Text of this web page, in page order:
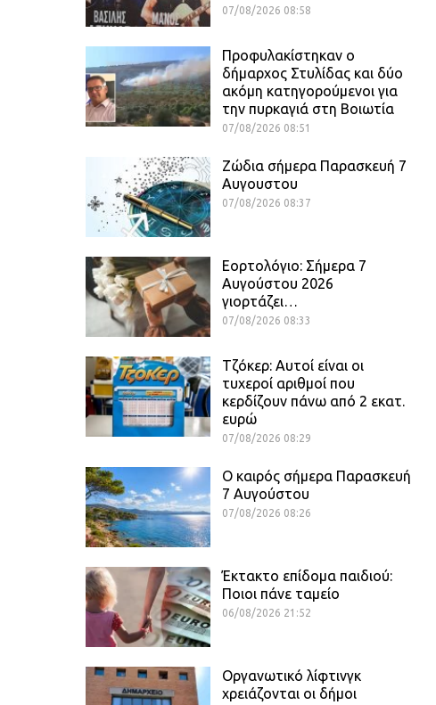
07/08/2026 08:58
Προφυλακίστηκαν ο
δήμαρχος Στυλίδας και δύο
ακόμη κατηγορούμενοι για
την πυρκαγιά στη Βοιωτία
07/08/2026 08:51
Ζώδια σήμερα Παρασκευή 7
Αυγουστου
07/08/2026 08:37
Εορτολόγιο: Σήμερα 7
Αυγούστου 2026
γιορτάζει…
07/08/2026 08:33
Τζόκερ: Αυτοί είναι οι
τυχεροί αριθμοί που
κερδίζουν πάνω από 2 εκατ.
ευρώ
07/08/2026 08:29
Ο καιρός σήμερα Παρασκευή
7 Αυγούστου
07/08/2026 08:26
Έκτακτο επίδομα παιδιού:
Ποιοι πάνε ταμείο
06/08/2026 21:52
Οργανωτικό λίφτινγκ
χρειάζονται οι δήμοι